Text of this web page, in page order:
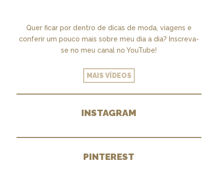
Quer ficar por dentro de dicas de moda, viagens e
conferir um pouco mais sobre meu dia a dia? Inscreva-
se no meu canal no YouTube!
MAIS VÍDEOS
INSTAGRAM
PINTEREST